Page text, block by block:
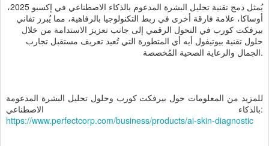
يُمثل دمج تقنية تحليل البشرة المدعوم بالذكاء الاصطناعي في إكسبو 2025،
أوساكا، علامة فارقة أخرى في ربط التكنولوجيا بالرفاهية، مما يُبرز تفاني
بيرفكت كورب في التحول الرقمي إلى جانب تعزيز الاستدامة من خلال
حلول تقنية بيوتيفول أيه أي المتطورة التي تُعيد تعريف مستقبل تجارب
الجمال والرعاية الصحية المُخصصة.
للمزيد من المعلومات حول بيرفكت كورب وحلول تحليل البشرة المدعومة
بالذكاء الاصطناعي:
https://www.perfectcorp.com/business/products/ai-skin-diagnostic